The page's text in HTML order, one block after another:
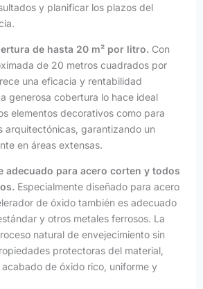
y planificar los plazos del
de hasta 20 m² por litro. Con
de 20 metros cuadrados por
una eficacia y rentabilidad
generosa cobertura lo hace ideal
elementos decorativos como para
arquitectónicas, garantizando un
en áreas extensas.
adecuado para acero corten y todos
Especialmente diseñado para acero
de óxido también es adecuado
y otros metales ferrosos. La
natural de envejecimiento sin
protectoras del material,
de óxido rico, uniforme y